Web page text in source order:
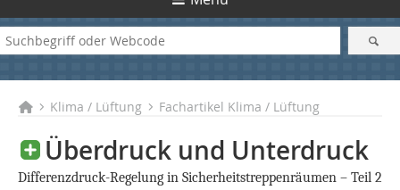
Klima / Lüftung Fachartikel Klima / Lüftung
Überdruck und Unterdruck
Differenzdruck-Regelung in Sicherheitstreppenräumen – Teil 2